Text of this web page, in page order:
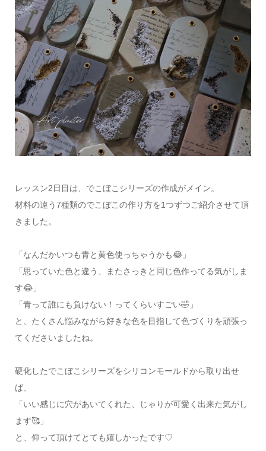
レッスン2日目は、でこぼこシリーズの作成がメイン。
材料の違う7種類のでこぼこの作り方を1つずつご紹介させて頂
きました。
「なんだかいつも青と黄色使っちゃうかも😂」
「思っていた色と違う、またさっきと同じ色作ってる気がしま
す😂」
「青って誰にも負けない！ってくらいすごい🤣」
と、たくさん悩みながら好きな色を目指して色づくりを頑張っ
てくださいましたね。
硬化したでこぼこシリーズをシリコンモールドから取り出せ
ば、
「いい感じに穴があいてくれた、じゃりが可愛く出来た気がし
ます🥰」
と、仰って頂けてとても嬉しかったです♡